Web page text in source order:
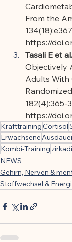
From the
https://
Tasali E et
Objectively
Adults With
182(4):365-
https://
KrafttrainingCortisol
Erwachsene
Kombi-Training
NEWS
Gehirn, Nerven &
Stoffwechsel &